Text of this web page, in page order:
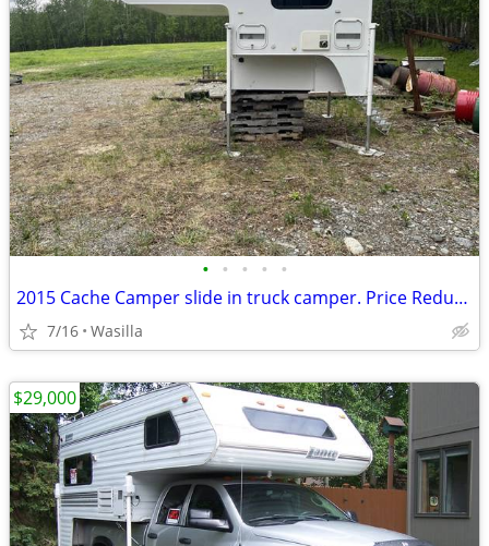
• • • • •
2015 Cache Camper slide in truck camper. Price Reduced
7/16 Wasilla
$29,000